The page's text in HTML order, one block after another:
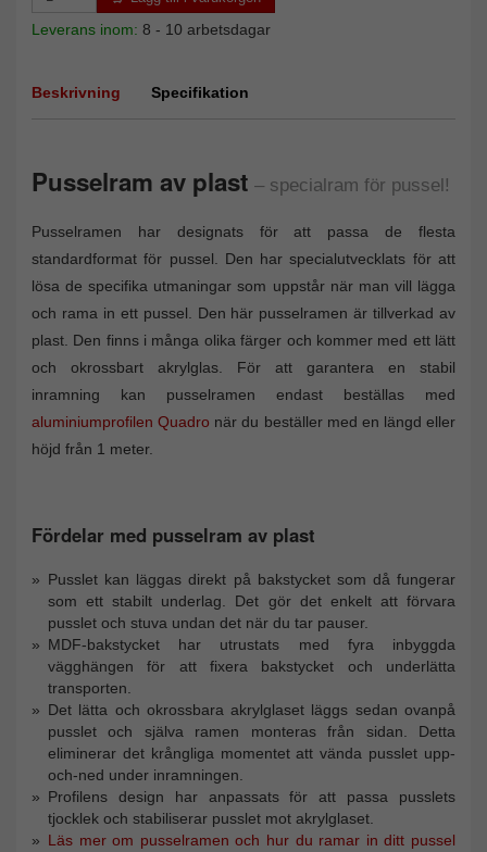
Leverans inom: 8 - 10 arbetsdagar
Beskrivning Specifikation
Pusselram av plast – specialram för pussel!
Pusselramen har designats för att passa de flesta
standardformat för pussel. Den har specialutvecklats för att
lösa de specifika utmaningar som uppstår när man vill lägga
och rama in ett pussel. Den här pusselramen är tillverkad av
plast. Den finns i många olika färger och kommer med ett lätt
och okrossbart akrylglas. För att garantera en stabil
inramning kan pusselramen endast beställas med
aluminiumprofilen Quadro när du beställer med en längd eller
höjd från 1 meter.
Fördelar med pusselram av plast
Pusslet kan läggas direkt på bakstycket som då fungerar
som ett stabilt underlag. Det gör det enkelt att förvara
pusslet och stuva undan det när du tar pauser.
MDF-bakstycket har utrustats med fyra inbyggda
vägghängen för att fixera bakstycket och underlätta
transporten.
Det lätta och okrossbara akrylglaset läggs sedan ovanpå
pusslet och själva ramen monteras från sidan. Detta
eliminerar det krångliga momentet att vända pusslet upp-
och-ned under inramningen.
Profilens design har anpassats för att passa pusslets
tjocklek och stabiliserar pusslet mot akrylglaset.
Läs mer om pusselramen och hur du ramar in ditt pussel